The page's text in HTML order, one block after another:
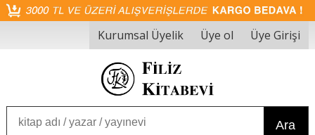
Kurumsal Üyelik Üye ol Üye Girişi
Ara